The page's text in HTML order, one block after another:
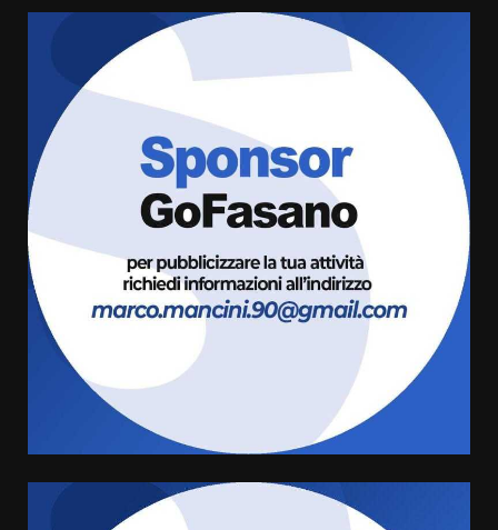
Grazia Neglia, coordinatrice
cittadina di Fratelli d’Italia,
pronta a tornare in Consiglio
comunale
6 Agosto 2026 08:00
Cura dei beni comuni e
cittadinanza attiva: online
l’avviso per la gestione
condivisa della Villetta di
assoluta de “L’Albergo
Belvedere. Il rapimento”